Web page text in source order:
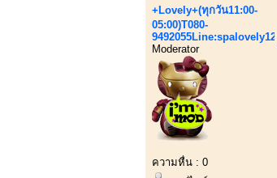
+Lovely+(ทุกวัน11:00-
05:00)T080-
9492055Line:spalovely123
Moderator
ความหื่น : 0